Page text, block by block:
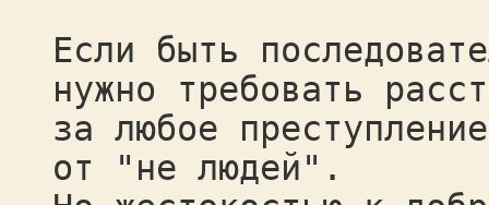
Если быть
нужно требовать
за любое
от "не людей".